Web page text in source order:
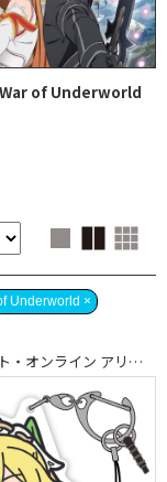
War of Underworld
Underworld ×
ソードアート・オンライン アリシゼーション War of Underworld